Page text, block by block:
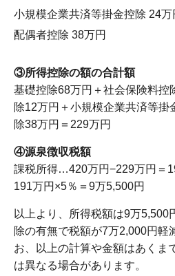
小規模企業共済等掛金控除 24万
配偶者控除 38万円
③所得控除の額の合計額
基礎控除68万円＋社会保険料控
除12万円＋小規模企業共済等掛
除38万円＝229万円
④源泉徴収税額
課税所得…420万円−229万円＝
191万円×5％＝9万5,500円
以上より、所得税額は9万5,500
除の有無で税額が7万2,000円軽
お、以上の計算や金額はあくま
は異なる場合があります。